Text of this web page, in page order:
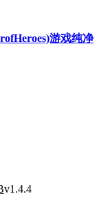
游戏纯净
v1.4.4